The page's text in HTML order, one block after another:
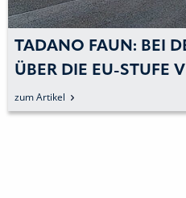
TADANO FAUN: BEI
ÜBER DIE EU-STUFE
zum Artikel